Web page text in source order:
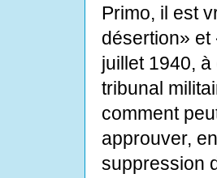
Primo, il est
désertion» et
juillet 1940,
tribunal
comment
approuver,
suppression